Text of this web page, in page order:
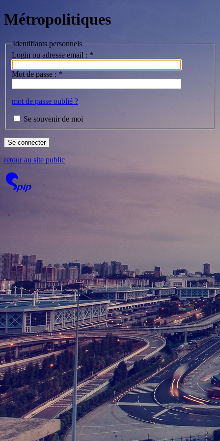
Métropolitiques
Identifiants personnels
Login ou adresse email : *
Mot de passe : *
mot de passe oublié ?
Se souvenir de moi
retour au site public